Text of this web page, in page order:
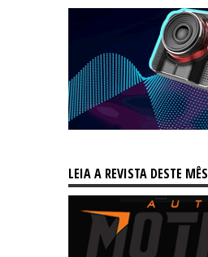
LEIA A REVISTA DESTE MÊS